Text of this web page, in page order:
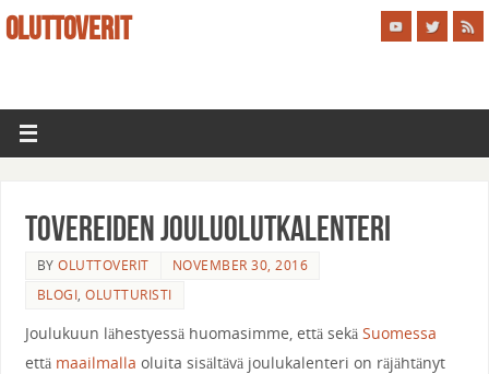
OLUTTOVERIT
Tovereiden jouluolutkalenteri
BYOLUTTOVERIT
NOVEMBER 30, 2016
BLOGI,OLUTTURISTI
Joulukuun lähestyessä huomasimme, että sekä Suomessa
että maailmalla oluita sisältävä joulukalenteri on räjähtänyt